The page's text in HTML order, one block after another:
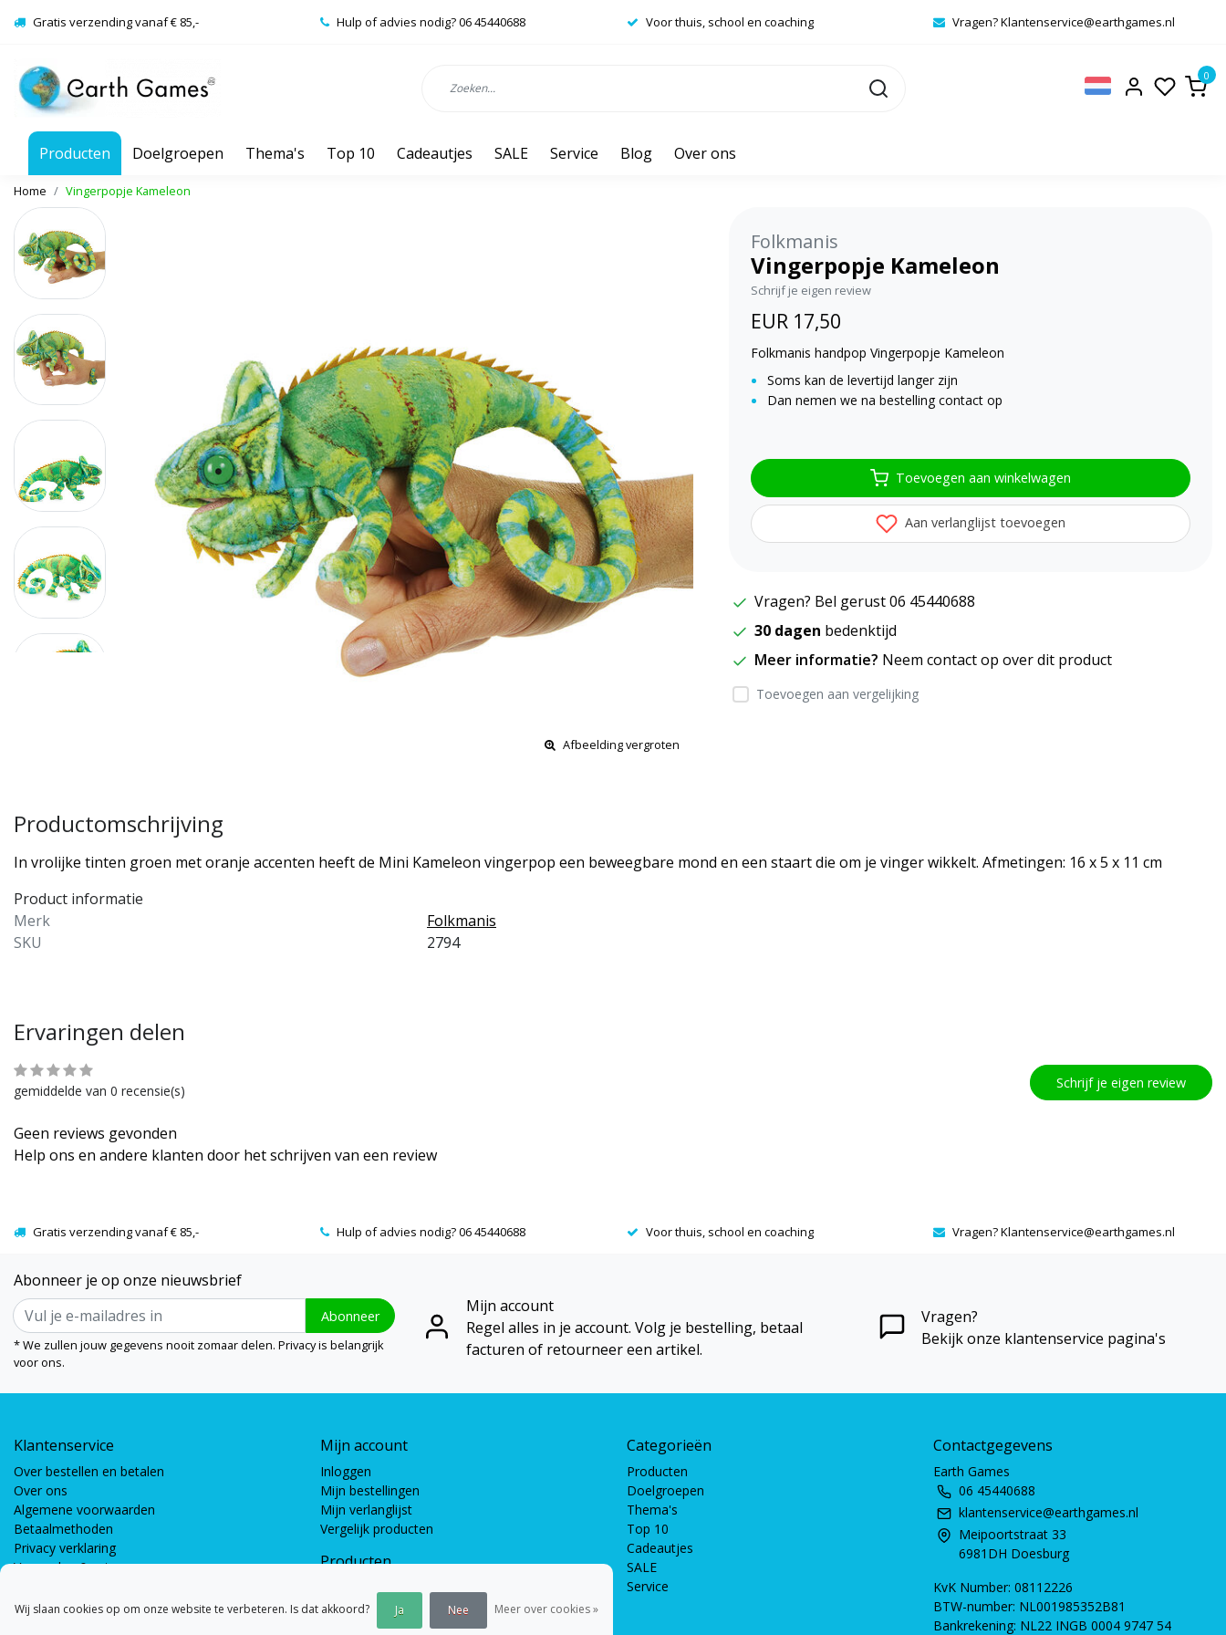
Gratis verzending vanaf € 85,- Hulp of advies nodig? 06 45440688 Voor thuis, school en coaching Vragen?Klantenservice@earthgames.nl
0
Producten Doelgroepen Thema's Top 10 Cadeautjes SALE Service Blog Over ons
Home Vingerpopje Kameleon
Afbeelding vergroten
Folkmanis
Vingerpopje Kameleon
Schrijf je eigen review
EUR 17,50
Folkmanis handpop Vingerpopje Kameleon
Soms kan de levertijd langer zijn
Dan nemen we na bestelling contact op
Toevoegen aan winkelwagen
Aan verlanglijst toevoegen
Vragen? Bel gerust 06 45440688
30 dagen bedenktijd
Meer informatie? Neem contact op over dit product
Toevoegen aan vergelijking
Productomschrijving
In vrolijke tinten groen met oranje accenten heeft de Mini Kameleon vingerpop een beweegbare mond en een staart die om je vinger wikkelt. Afmetingen: 16 x 5 x 11 cm
Product informatie
Merk
Folkmanis
SKU
2794
Ervaringen delen
gemiddelde van 0 recensie(s) Schrijf je eigen review
Geen reviews gevonden
Help ons en andere klanten door het schrijven van een review
Gratis verzending vanaf € 85,- Hulp of advies nodig? 06 45440688 Voor thuis, school en coaching Vragen?Klantenservice@earthgames.nl
Abonneer je op onze nieuwsbrief
Abonneer
* We zullen jouw gegevens nooit zomaar delen. Privacy is belangrijk
voor ons.
Mijn account
Regel alles in je account. Volg je bestelling, betaal
facturen of retourneer een artikel.
Vragen?
Bekijk onze klantenservice pagina's
Klantenservice
Over bestellen en betalen
Over ons
Algemene voorwaarden
Betaalmethoden
Privacy verklaring
Verzenden & retourneren
Mijn account
Inloggen
Mijn bestellingen
Mijn verlanglijst
Vergelijk producten
Producten
Bewegingsspellen
Gespreksspellen
Categorieën
Producten
Doelgroepen
Thema's
Top 10
Cadeautjes
SALE
Service
Contactgegevens
Earth Games
06 45440688
klantenservice@earthgames.nl
Meipoortstraat 33
6981DH Doesburg
KvK Number: 08112226
BTW-number: NL001985352B81
Bankrekening: NL22 INGB 0004 9747 54
Wij slaan cookies op om onze website te verbeteren. Is dat akkoord? Ja Nee Meer over cookies »